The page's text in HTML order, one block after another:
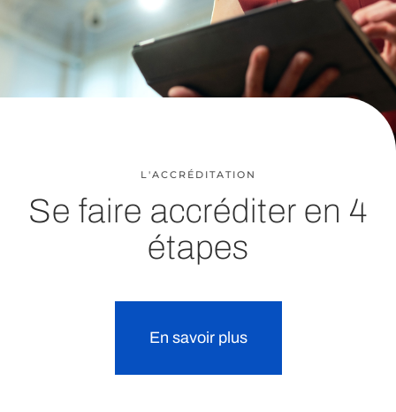
L'ACCRÉDITATION
Se faire accréditer en 4
étapes
En savoir plus